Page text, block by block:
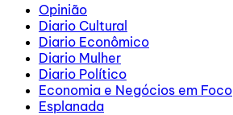
Opinião
Diario Cultural
Diario Econômico
Diario Mulher
Diario Político
Economia e Negócios em Foco
Esplanada